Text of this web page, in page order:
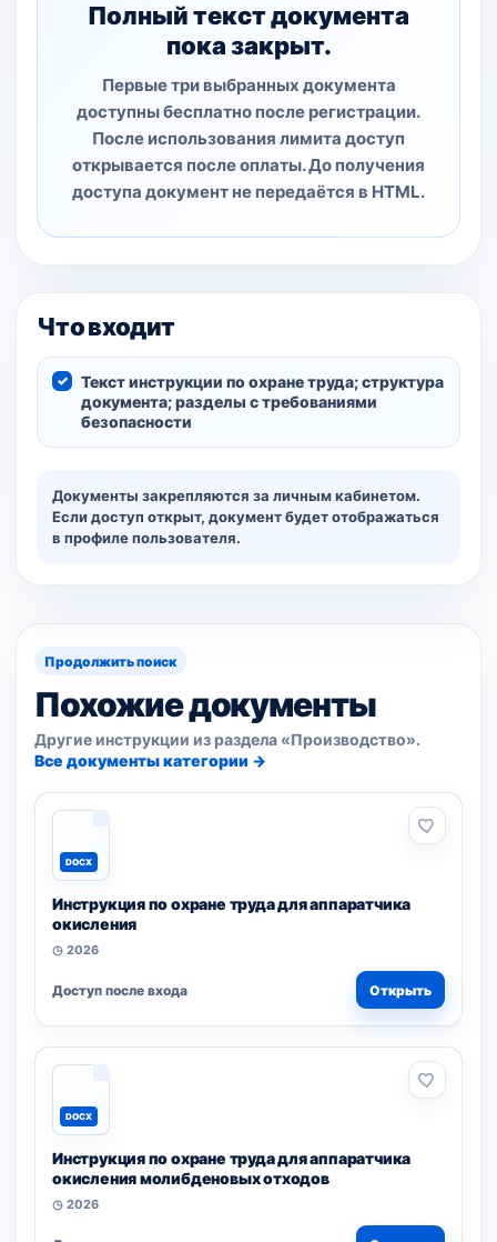
Полный текст документа
пока закрыт.
Первые три выбранных документа
доступны бесплатно после регистрации.
После использования лимита доступ
открывается после оплаты. До получения
доступа документ не передаётся в HTML.
Что входит
Текст инструкции по охране труда; структура
документа; разделы с требованиями
безопасности
Документы закрепляются за личным кабинетом.
Если доступ открыт, документ будет отображаться
в профиле пользователя.
Продолжить поиск
Похожие документы
Другие инструкции из раздела «Производство».
Все документы категории →
DOCX
Инструкция по охране труда для аппаратчика
окисления
◷ 2026
Доступ после входа Открыть
DOCX
Инструкция по охране труда для аппаратчика
окисления молибденовых отходов
◷ 2026